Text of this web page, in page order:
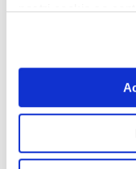
nostri cookie se
anche se qualche
screzio con certi
d’Israele e gli
questa parola del